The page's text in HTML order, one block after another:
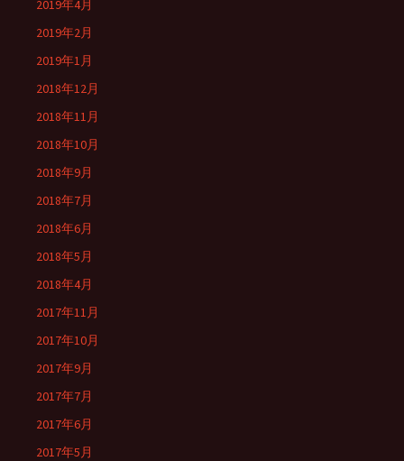
2019年4月
2019年2月
2019年1月
2018年12月
2018年11月
2018年10月
2018年9月
2018年7月
2018年6月
2018年5月
2018年4月
2017年11月
2017年10月
2017年9月
2017年7月
2017年6月
2017年5月